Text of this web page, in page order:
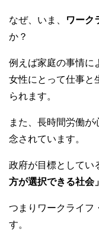
なぜ、いま、 ワーク
か？
例えば家庭の事情に
女性にとって仕事と
られます。
また、長時間労働が
念されています。
政府が目標としてい
方が選択できる社会」
つまりワークライフ
す。